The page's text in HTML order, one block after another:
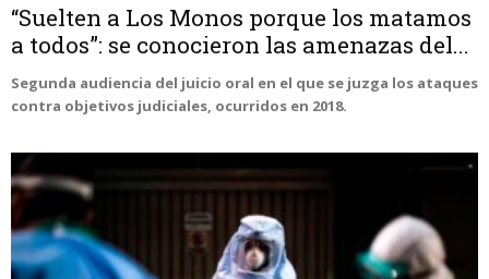
“Suelten a Los Monos porque los matamos
a todos”: se conocieron las amenazas del...
Segunda audiencia del juicio oral en el que se juzga los ataques
contra objetivos judiciales, ocurridos en 2018.